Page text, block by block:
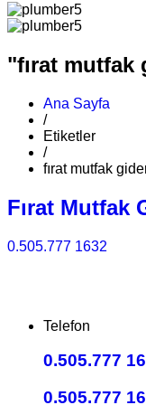
"fırat mutfak
Ana Sayfa
/
Etiketler
/
fırat mutfak
Fırat Mutfak
0.505.777 1632
Telefon
0.505.777
0.505.777